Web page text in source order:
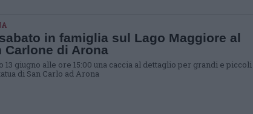
in famiglia sul Lago Maggiore al
Carlone di Arona
13 giugno alle ore 15:00 una caccia al dettaglio per grandi e piccoli
di San Carlo ad Arona